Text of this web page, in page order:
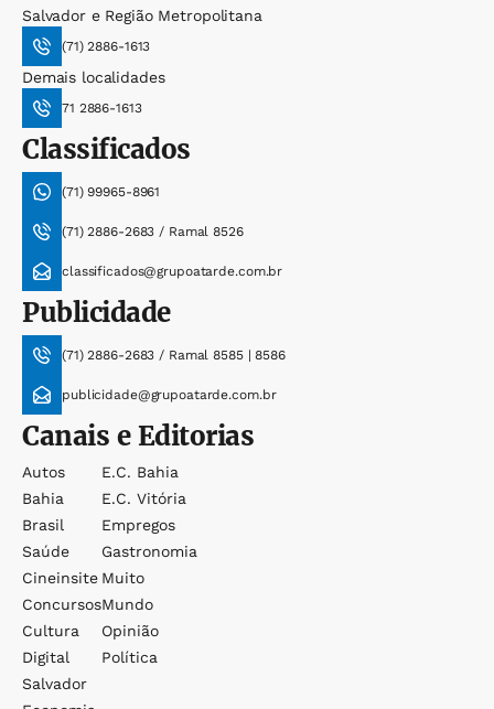
Salvador e Região Metropolitana
(71) 2886-1613
Demais localidades
71 2886-1613
Classificados
(71) 99965-8961
(71) 2886-2683 / Ramal 8526
classificados@grupoatarde.com.br
Publicidade
(71) 2886-2683 / Ramal 8585 | 8586
publicidade@grupoatarde.com.br
Canais e Editorias
Autos
Bahia
Brasil
Saúde
Cineinsite
Concursos
Cultura
Digital
Salvador
E.c. Bahia
E.c. Vitória
Empregos
Gastronomia
Muito
Mundo
Opinião
Política